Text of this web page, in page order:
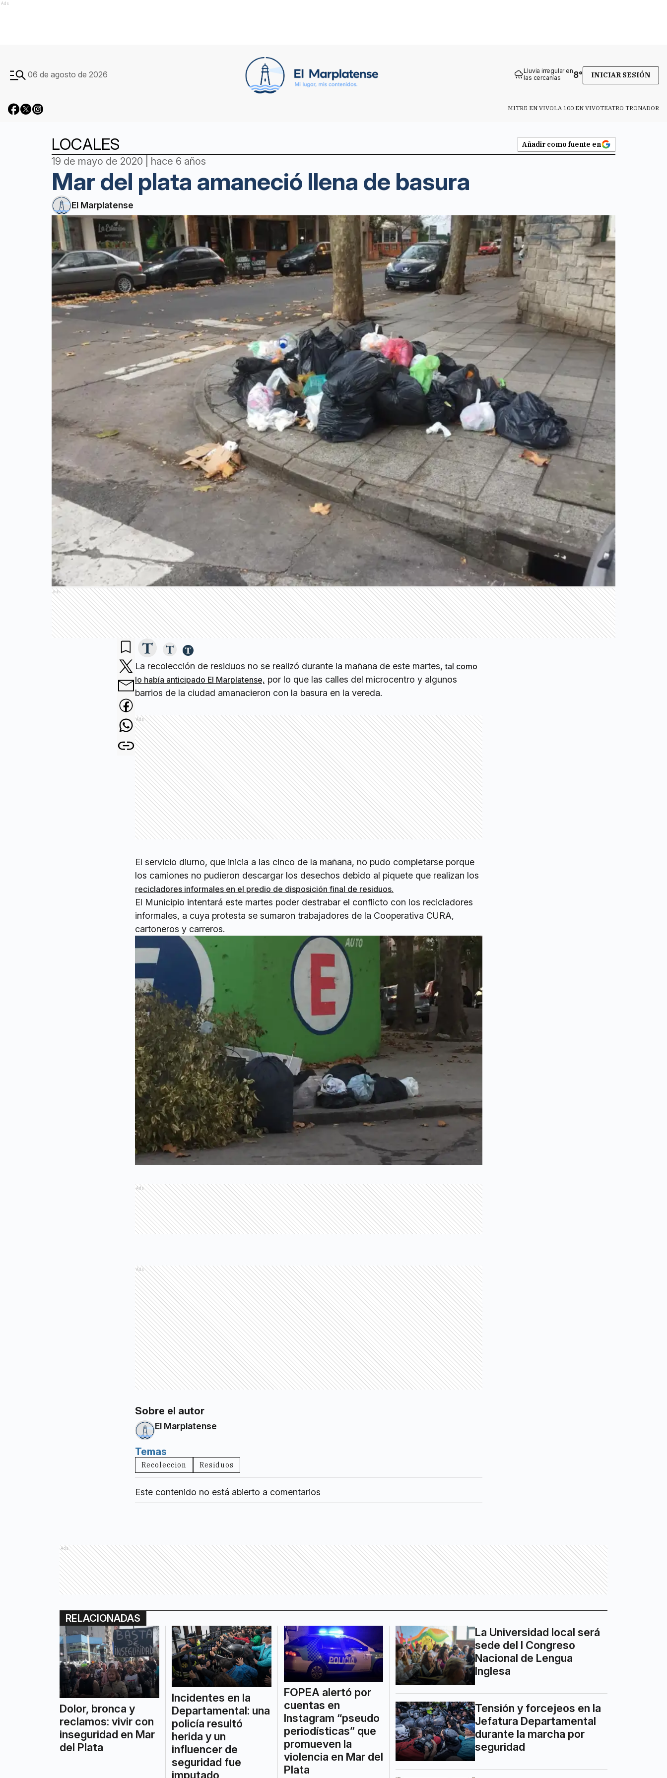
Ads
06 de agosto de 2026
Lluvia irregular en
las cercanías
8° INICIAR SESIÓN
MITRE EN VIVOLA 100 EN VIVOTEATRO TRONADOR
LOCALES Añadir como fuente en
19 de mayo de 2020 | hace 6 años
Mar del plata amaneció llena de basura
El Marplatense
Ads
La recolección de residuos no se realizó durante la mañana de este martes,tal como
lo había anticipado El Marplatense, por lo que las calles del microcentro y algunos
barrios de la ciudad amanacieron con la basura en la vereda.
Ads
El servicio diurno, que inicia a las cinco de la mañana, no pudo completarse porque
los camiones no pudieron descargar los desechos debido al piquete que realizan los
recicladores informales en el predio de disposición final de residuos.
El Municipio intentará este martes poder destrabar el conflicto con los recicladores
informales, a cuya protesta se sumaron trabajadores de la Cooperativa CURA,
cartoneros y carreros.
Ads
Ads
Sobre el autor
El Marplatense
Temas
Recoleccion Residuos
Este contenido no está abierto a comentarios
Ads
RELACIONADAS
Dolor, bronca y
reclamos: vivir con
inseguridad en Mar
del Plata
Incidentes en la
Departamental: una
policía resultó
herida y un
influencer de
seguridad fue
imputado
FOPEA alertó por
cuentas en
Instagram “pseudo
periodísticas” que
promueven la
violencia en Mar del
Plata
La Universidad local será
sede del I Congreso
Nacional de Lengua
Inglesa
Tensión y forcejeos en la
Jefatura Departamental
durante la marcha por
seguridad